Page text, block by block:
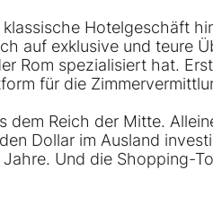
Hotelgeschäft
auf exklusive und teure
Rom spezialisiert hat.
für die
Reich der Mitte.
Dollar im Ausland
Und die Shopping-